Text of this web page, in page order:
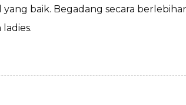
yang baik. Begadang secara